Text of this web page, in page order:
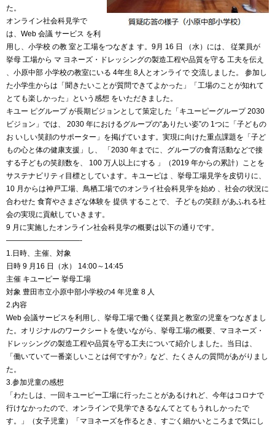
た。
オンライン社会科見学で
は、Web 会議 サービス を利
用し、小学校 の教 室と工場をつなぎま す。9月 16 日 （水）には、 従業員が
挙母 工場から マ ヨネーズ・ドレッシングの製造工程や品質を守る 工夫を伝え
、小原中部 小学校の教室にいる 4年生 8人とオンライで 交流しました。 参加し
た小学生からは「聞きたいことが質問できてよかった」「工場のことが知れて
とても楽しかった」という感想 をいただきました。
キユー ピグループ が長期ビジョンとして策定した「キユーピーグループ 2030
ビジョン」では、 2030 年におけるグループの“ありたい姿”の 1つに「子どもの
お いしい笑顔のサポーター」を掲げています。実現に向けた重点課題を「子ど
もの心と体の健康支援」し、 「2030 年までに、グループの食育活動などで接
する子どもの笑顔数を、 100 万人以上にする 」（2019 年からの累計）ことを
サステナビリティ目標としています。キユーピは 、挙母工場見学を皮切りに、
10 月からは神戸工場、鳥栖工場でのオンライ社会科見学を始め 、社会の状況に
合わせた 食育やさまざな体験を 提供 することで、 子どもの笑顔 があふれる社
会の実現に貢献していきます。
9 月に実施したオンライン社会科見学の概要は以下の通りです。
——————————-
1.日時、主催、対象
日時 9 月16 日（水） 14:00～14:45
主催 キユーピー 挙母工場
対象 豊田市立小原中部小学校の4 年児童 8 人
2.内容
Web 会議サービスを利用し、挙母工場で働く従業員と教室の児童をつなぎまし
た。オリジナルのワークシートを使いながら、挙母工場の概要、マヨネーズ・
ドレッシングの製造工程や品質を守る工夫について紹介しました。当日は、
「働いていて一番楽しいことは何ですか?」など、たくさんの質問があがりまし
た。
3.参加児童の感想
「わたしは、一回キユーピー工場に行ったことがあるけれど、今年はコロナで
行けなかったので、オンラインで見学できるなんてとてもうれしかったで
す。」（女子児童）「マヨネーズを作るとき、すごく細かいところまで気にし